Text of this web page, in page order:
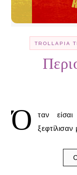
TROLLΑΡΊΑ
Ό
ταν